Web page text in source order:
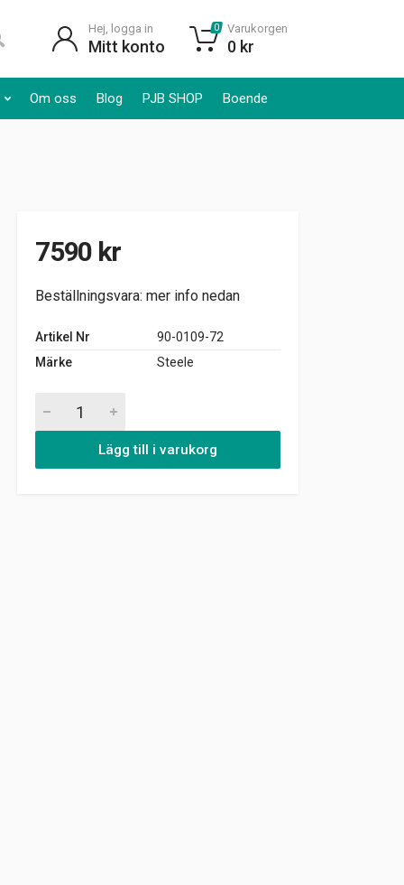
Om oss Blog PJB SHOP Boende
Hej, logga in
Mitt konto
0 Varukorgen
0 kr
7590 kr
Beställningsvara: mer info nedan
Artikel Nr
90-0109-72
Märke
Steele
Lägg till i varukorg